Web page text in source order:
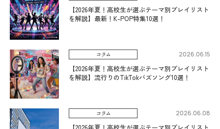
【2026年夏！高校生が選ぶテーマ別プレイリスト
を解説】最新！K-POP特集10選！
コラム 2026.06.15
【2026年夏！高校生が選ぶテーマ別プレイリスト
を解説】流行りのTikTokバズソング10選！
コラム 2026.06.08